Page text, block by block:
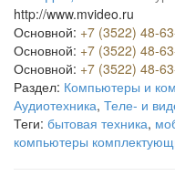
http://www.mvideo.ru
Основной: +7 (3522) 48-
Основной: +7 (3522) 48-
Основной: +7 (3522) 48-
Раздел: Компьютеры и
Аудиотехника, Теле- и
Теги: бытовая техника,
компьютеры